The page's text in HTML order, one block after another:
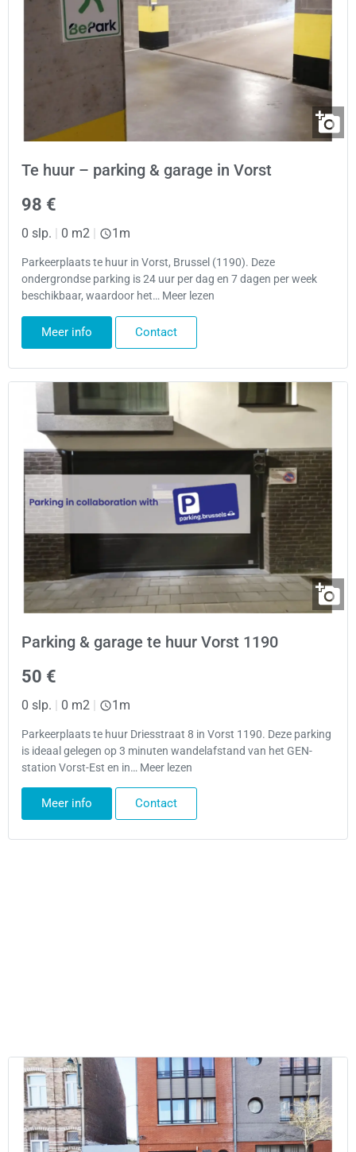
Te huur – parking & garage in Vorst
98 €
0 slp. | 0 m2 | 1m
Parkeerplaats te huur in Vorst, Brussel (1190). Deze
ondergrondse parking is 24 uur per dag en 7 dagen per week
beschikbaar, waardoor het… Meer lezen
Meer info Contact
Parking & garage te huur Vorst 1190
50 €
0 slp. | 0 m2 | 1m
Parkeerplaats te huur Driesstraat 8 in Vorst 1190. Deze parking
is ideaal gelegen op 3 minuten wandelafstand van het GEN-
station Vorst-Est en in… Meer lezen
Meer info Contact